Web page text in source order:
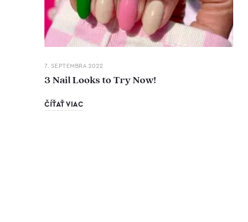
7. SEPTEMBRA 2022
3 Nail Looks to Try Now!
ČÍŤAŤ VIAC